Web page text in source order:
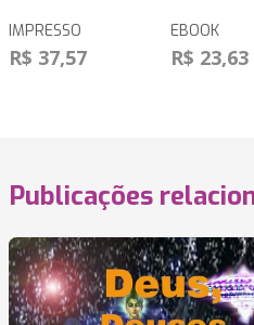
IMPRESSO
R$ 37,57
EBOOK
R$ 23,63
Publicações